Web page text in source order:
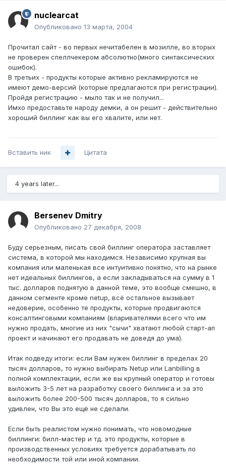
nuclearcat
Опубликовано 13 марта, 2004
Прочитал сайт - во первых нечитабелен в мозилле, во вторых
не проверен спеллчекером абсолютно(много синтаксических
ошибок).
В третьих - продукты которые активно рекламируются не
имеют демо-версий (которые предлагаются при регистрации).
Пройдя регистрацию - мыло так и не получил...
Имхо предоставьте народу демки, а он решит - действительно
хороший биллинг как вы его хвалите, или нет.
Вставить ник Цитата
4 years later...
Bersenev Dmitry
Опубликовано 27 декабря, 2008
Буду серьезным, писать свой биллинг оператора заставляет
система, в которой мы находимся. Независимо крупная вы
компания или маленькая все интуитивно понятно, что на рынке
нет идеальных биллингов, а если закладываться на сумму в 1
тыс. долларов поднятую в данной теме, это вообще смешно, в
данном сегменте кроме netup, всё остальное вызывает
недоверие, особенно те продукты, которые продвигаются
консалтинговыми компаниям (впаривателями всего что им
нужно продать, многие из них "сычи" хватают любой старт-ап
проект и начинают его продавать не доведя до ума).
Итак подведу итоги: если Вам нужен биллинг в пределах 20
тысяч долларов, то нужно выбирать Netup или Lanbilling в
полной комплектации, если же вы крупный оператор и готовы
выложить 3-5 лет на разработку своего биллинга и за это
выложить более 200-500 тысяч долларов, то я сильно
удивлен, что Вы это ещё не сделали.
Если быть реалистом нужно понимать, что новомодные
биллинги: билл-мастер и тд. это продукты, которые в
производственных условиях требуется дорабатывать по
необходимости той или иной компании.